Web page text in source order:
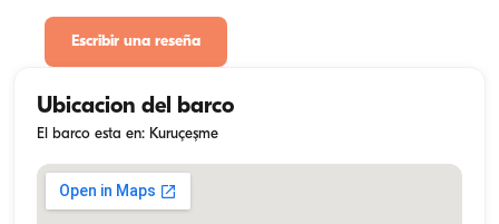
Escribir una reseña
Ubicacion del barco
El barco esta en: Kuruçeşme